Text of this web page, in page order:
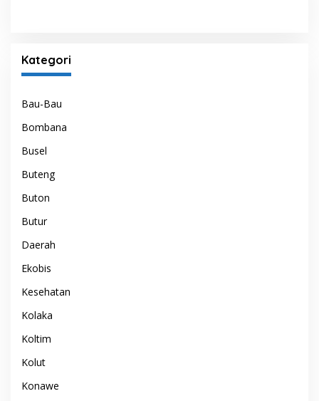
Kategori
Bau-Bau
Bombana
Busel
Buteng
Buton
Butur
Daerah
Ekobis
Kesehatan
Kolaka
Koltim
Kolut
Konawe